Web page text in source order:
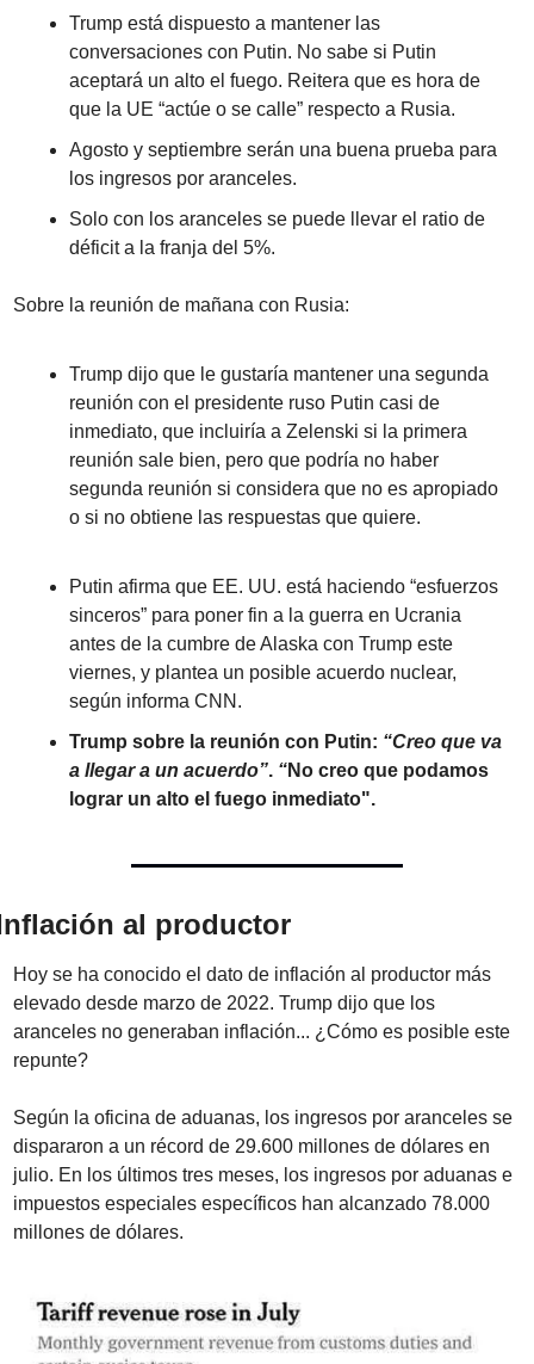
Trump está dispuesto a mantener las
conversaciones con Putin. No sabe si Putin
aceptará un alto el fuego. Reitera que es hora de
que la UE “actúe o se calle” respecto a Rusia.
Agosto y septiembre serán una buena prueba para
los ingresos por aranceles.
Solo con los aranceles se puede llevar el ratio de
déficit a la franja del 5%.
Sobre la reunión de mañana con Rusia:
Trump dijo que le gustaría mantener una segunda
reunión con el presidente ruso Putin casi de
inmediato, que incluiría a Zelenski si la primera
reunión sale bien, pero que podría no haber
segunda reunión si considera que no es apropiado
o si no obtiene las respuestas que quiere.
Putin afirma que EE. UU. está haciendo “esfuerzos
sinceros” para poner fin a la guerra en Ucrania
antes de la cumbre de Alaska con Trump este
viernes, y plantea un posible acuerdo nuclear,
según informa CNN.
Trump sobre la reunión con Putin: “Creo que va
a llegar a un acuerdo”. “No creo que podamos
lograr un alto el fuego inmediato".
al productor
Hoy se ha conocido el dato de inflación al productor más
elevado desde marzo de 2022. Trump dijo que los
aranceles no generaban inflación... ¿Cómo es posible este
repunte?
Según la oficina de aduanas, los ingresos por aranceles se
dispararon a un récord de 29.600 millones de dólares en
julio. En los últimos tres meses, los ingresos por aduanas e
impuestos especiales específicos han alcanzado 78.000
millones de dólares.